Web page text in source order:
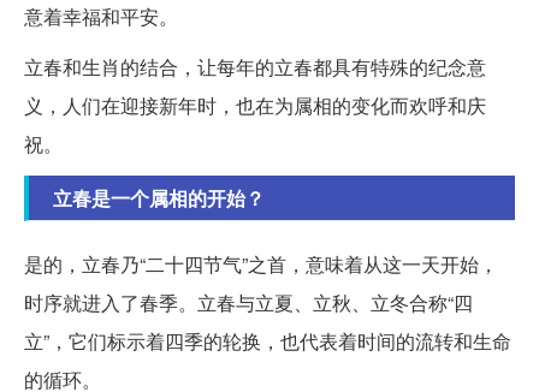
意着幸福和平安。
立春和生肖的结合，让每年的立春都具有特殊的纪念意
义，人们在迎接新年时，也在为属相的变化而欢呼和庆
祝。
立春是一个属相的开始？
是的，立春乃“二十四节气”之首，意味着从这一天开始，
时序就进入了春季。立春与立夏、立秋、立冬合称“四
立”，它们标示着四季的轮换，也代表着时间的流转和生命
的循环。